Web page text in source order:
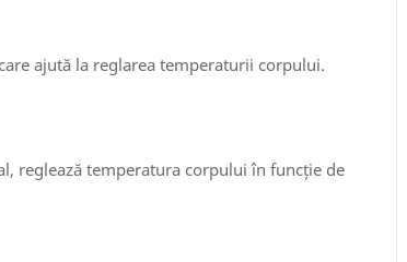
ajută la reglarea temperaturii corpului.
reglează temperatura corpului în funcție de